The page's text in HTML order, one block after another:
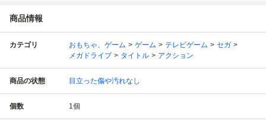
商品情報
カテゴリ おもちゃ、ゲーム ゲーム テレビゲーム
セガ
メガドライブ
タイトル アクション
商品の状態 目立った傷や汚れなし
個数 1個